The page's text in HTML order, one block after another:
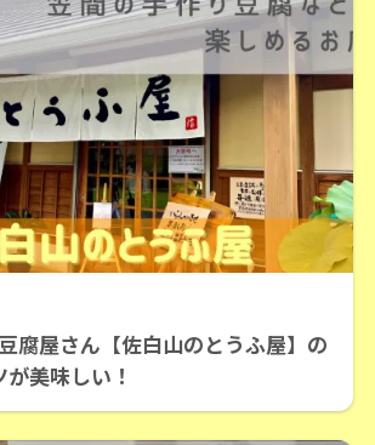
腐屋さん【佐白山のとうふ屋】の
美味しい！